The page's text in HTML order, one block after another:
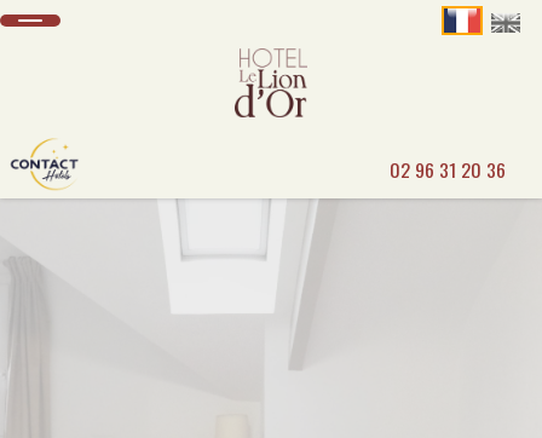
02 96 31 20 36